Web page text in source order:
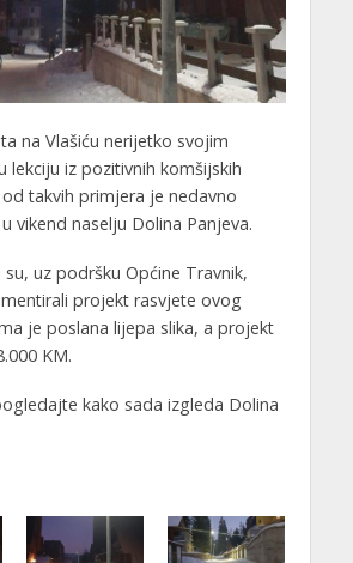
na Vlašiću nerijetko svojim
lekciju iz pozitivnih komšijskih
takvih primjera je nedavno
vikend naselju Dolina Panjeva.
su, uz podršku Općine Travnik,
projekt rasvjete ovog
je poslana lijepa slika, a projekt
KM.
kako sada izgleda Dolina